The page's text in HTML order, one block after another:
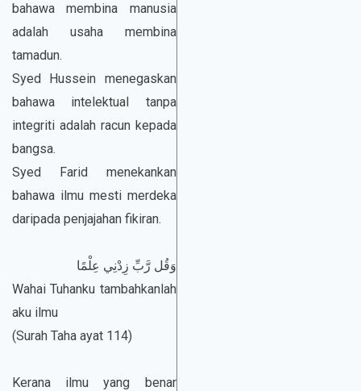
bahawa membina manusia
adalah usaha membina
tamadun.
Syed Hussein menegaskan
bahawa intelektual tanpa
integriti adalah racun kepada
bangsa.
Syed Farid menekankan
bahawa ilmu mesti merdeka
daripada penjajahan fikiran.
وَقُل رَّبِّ زِدْنِي عِلْمًا
Wahai Tuhanku tambahkanlah
aku ilmu
(Surah Taha ayat 114)
Kerana ilmu yang benar